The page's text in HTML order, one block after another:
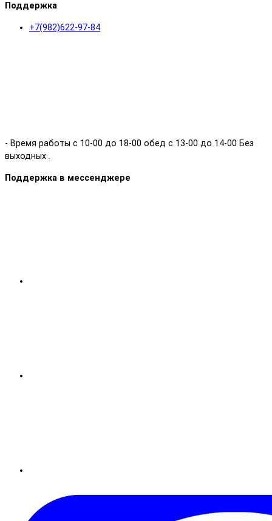
Поддержка
+7(982)622-97-84
- Время работы с 10-00 до 18-00 обед с 13-00 до 14-00 Без
выходных .
Поддержка в мессенджере